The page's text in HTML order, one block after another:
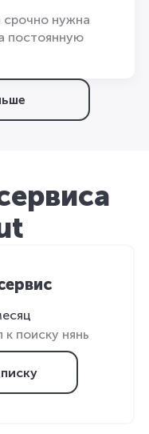
срочно нужна
постоянную
поиску нянь